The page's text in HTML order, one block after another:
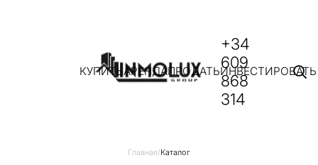
КУПИТЬАРЕНДАПРОДАТЬИНВЕСТИРОВАТЬ
+34
609
868
314
Главная/Каталог